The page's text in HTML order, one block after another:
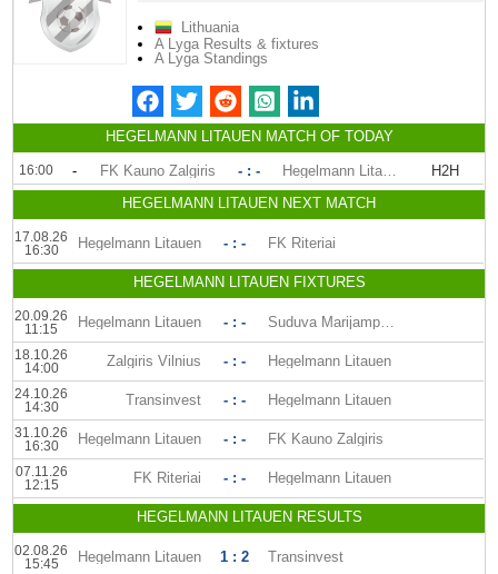
Lithuania
A Lyga Results & fixtures
A Lyga Standings
HEGELMANN LITAUEN MATCH OF TODAY
16:00 - FK Kauno Zalgiris - : - Hegelmann Litauen
H2H
HEGELMANN LITAUEN NEXT MATCH
17.08.26
16:30
Hegelmann Litauen - : - FK Riteriai
HEGELMANN LITAUEN FIXTURES
20.09.26
11:15
Hegelmann Litauen - : - Suduva Marijampole
18.10.26
14:00
Zalgiris Vilnius - : - Hegelmann Litauen
24.10.26
14:30
Transinvest - : - Hegelmann Litauen
31.10.26
16:30
Hegelmann Litauen - : - FK Kauno Zalgiris
07.11.26
12:15
FK Riteriai - : - Hegelmann Litauen
HEGELMANN LITAUEN RESULTS
02.08.26
15:45
Hegelmann Litauen 1 : 2 Transinvest